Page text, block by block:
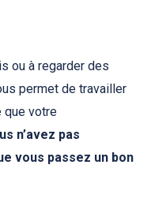
ou à regarder des
permet de travailler
que votre
n’avez pas
vous passez un bon